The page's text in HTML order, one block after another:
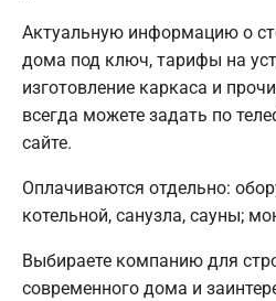
Актуальную информацию о
дома под ключ, тарифы на
изготовление каркаса и
всегда можете задать по
сайте.
Оплачиваются отдельно:
котельной, санузла, сауны;
Выбираете компанию для
современного дома и